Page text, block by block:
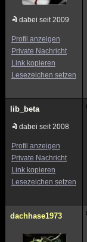
dabei seit 2009
Profil anzeigen
Private Nachricht
Link kopieren
Lesezeichen setzen
lib_beta
dabei seit 2008
Profil anzeigen
Private Nachricht
Link kopieren
Lesezeichen setzen
dachhase1973